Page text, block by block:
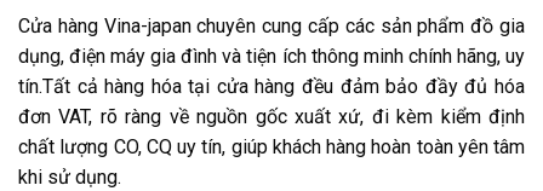
Cửa hàng Vina-japan chuyên cung cấp các sản phẩm đồ gia
dụng, điện máy gia đình và tiện ích thông minh chính hãng, uy
tín.Tất cả hàng hóa tại cửa hàng đều đảm bảo đầy đủ hóa
đơn VAT, rõ ràng về nguồn gốc xuất xứ, đi kèm kiểm định
chất lượng CO, CQ uy tín, giúp khách hàng hoàn toàn yên tâm
khi sử dụng.